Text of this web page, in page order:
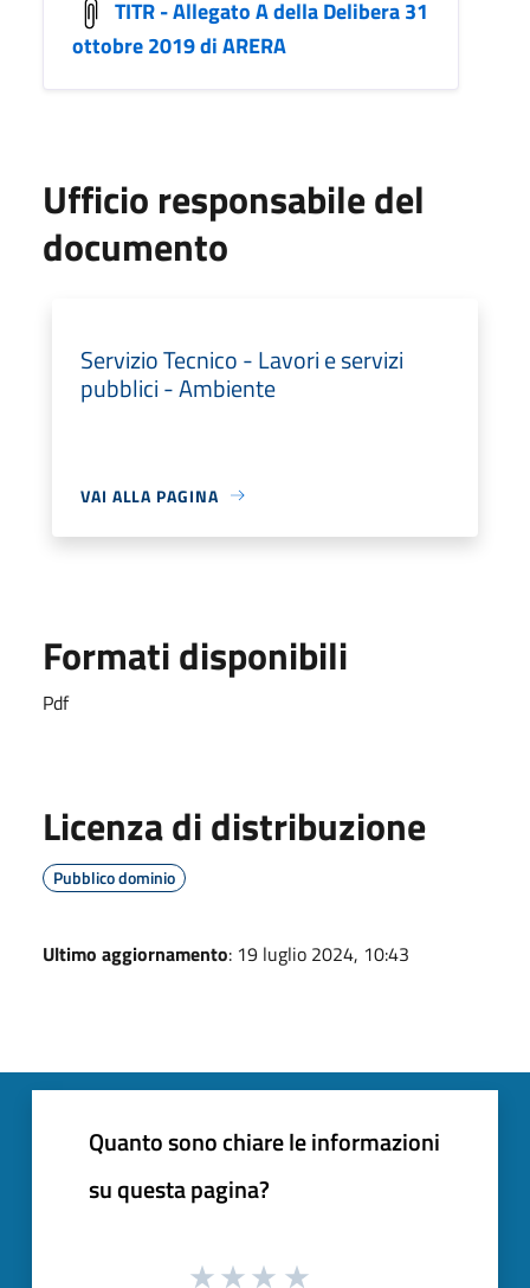
TITR - Allegato A della Delibera 31
ottobre 2019 di ARERA
Ufficio responsabile del
documento
Servizio Tecnico - Lavori e servizi
pubblici - Ambiente
VAI ALLA PAGINA
Formati disponibili
Pdf
Licenza di distribuzione
Pubblico dominio
Ultimo aggiornamento: 19 luglio 2024, 10:43
Quanto sono chiare le informazioni
su questa pagina?